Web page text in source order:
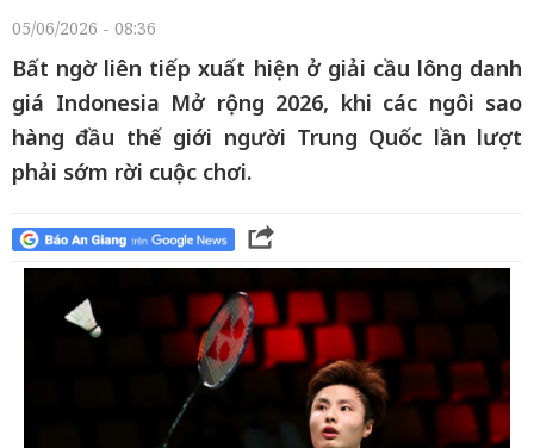
05/06/2026 - 08:36
Bất ngờ liên tiếp xuất hiện ở giải cầu lông danh
giá Indonesia Mở rộng 2026, khi các ngôi sao
hàng đầu thế giới người Trung Quốc lần lượt
phải sớm rời cuộc chơi.